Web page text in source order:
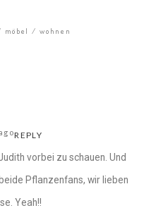
möbel wohnen
REPLY
vorbei zu schauen. Und
Pflanzenfans, wir lieben
Yeah!!